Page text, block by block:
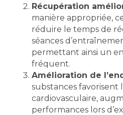
Récupération
manière appropriée,
réduire le temps de
séances
permettant ainsi un
fréquent.
Amélioration de
substances favorisent
cardiovasculaire,
performances lors